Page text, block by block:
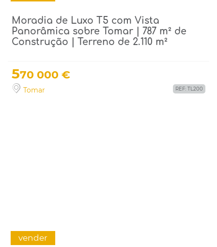
Moradia de Luxo T5 com Vista
Panorâmica sobre Tomar | 787 m² de
Construção | Terreno de 2.110 m²
570 000 €
Tomar REF: TL200
vender